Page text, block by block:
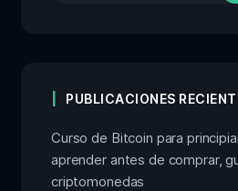
PUBLICACIONES
Curso de Bitcoin para
aprender antes de comprar,
criptomonedas